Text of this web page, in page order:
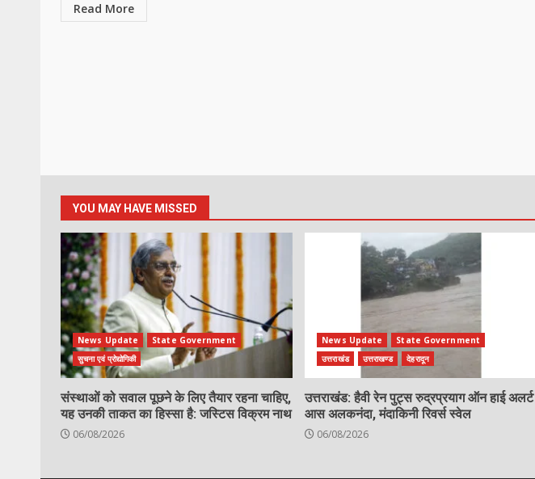
Read More
YOU MAY HAVE MISSED
News Update
State Government
सुचना एवं प्रोद्योगिकी
संस्थाओं को सवाल पूछने के लिए तैयार रहना चाहिए,
यह उनकी ताकत का हिस्सा है: जस्टिस विक्रम नाथ
06/08/2026
News Update
State Government
उत्तराखंड
उत्तराखण्ड देहरादून
उत्तराखंड: हैवी रेन पुट्स रुद्रप्रयाग ऑन हाई अलर्ट
आस अलकनंदा, मंदाकिनी रिवर्स स्वेल
06/08/2026